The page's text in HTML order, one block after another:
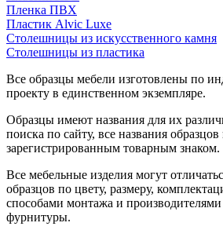
Пленка ПВХ
Пластик Alvic Luxe
Столешницы из искусственного камня
Столешницы из пластика
Все образцы мебели изготовлены по
проекту в единственном экземпляре.
Образцы имеют названия для их
поиска по сайту, все названия
зарегистрированным товарным знаком.
Все мебельные изделия могут
образцов по цвету, размеру,
способами монтажа и
фурнитуры.